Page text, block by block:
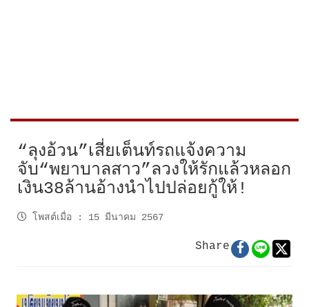
“ลุงอ้วน”เสี่ยเต็นท์รถแจ้งความ
จับ“พยาบาลสาว”ลวงให้รักแล้วหลอก
เงิน38ล้านอ้างนำไปปล่อยกู้ให้!
โพสต์เมื่อ : 15 มีนาคม 2567
Share